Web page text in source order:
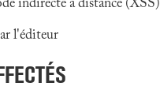
indirecte à distance (XSS)
l'éditeur